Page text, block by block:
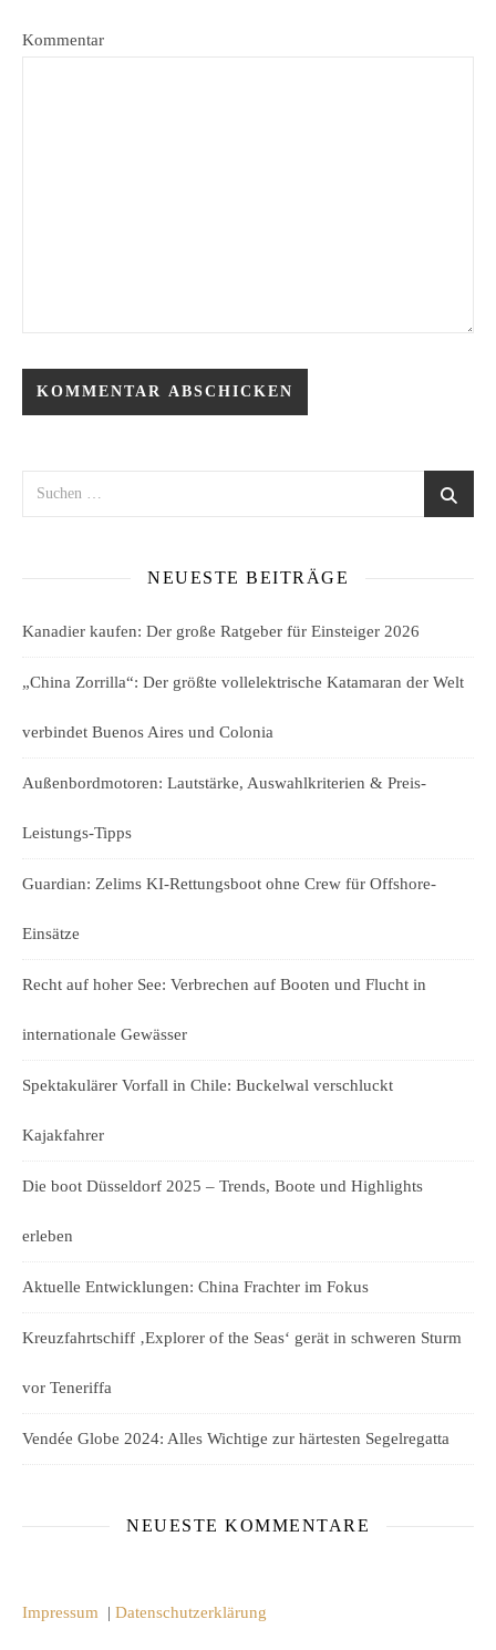
Kommentar
NEUESTE BEITRÄGE
Kanadier kaufen: Der große Ratgeber für Einsteiger 2026
„China Zorrilla“: Der größte vollelektrische Katamaran der Welt
verbindet Buenos Aires und Colonia
Außenbordmotoren: Lautstärke, Auswahlkriterien & Preis-
Leistungs-Tipps
Guardian: Zelims KI-Rettungsboot ohne Crew für Offshore-
Einsätze
Recht auf hoher See: Verbrechen auf Booten und Flucht in
internationale Gewässer
Spektakulärer Vorfall in Chile: Buckelwal verschluckt
Kajakfahrer
Die boot Düsseldorf 2025 – Trends, Boote und Highlights
erleben
Aktuelle Entwicklungen: China Frachter im Fokus
Kreuzfahrtschiff ‚Explorer of the Seas‘ gerät in schweren Sturm
vor Teneriffa
Vendée Globe 2024: Alles Wichtige zur härtesten Segelregatta
NEUESTE KOMMENTARE
Impressum | Datenschutzerklärung